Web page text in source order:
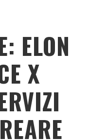
ELON
X